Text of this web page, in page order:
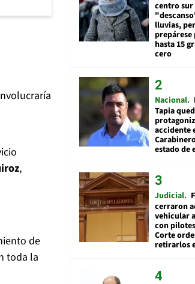
,
de
toda la
centro
lluvias,
hasta 15
cero
Nacional
Tapia
accidente
estado de
Judicial
cerraron
vehicular
con
Corte
retirarlos